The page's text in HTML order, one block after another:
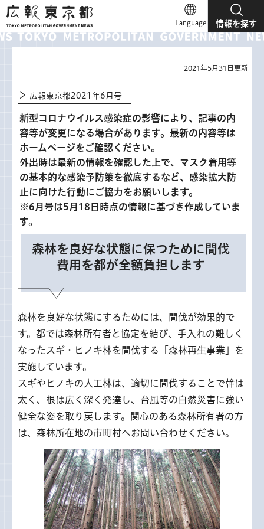
広報東京都
Language 情報を探す
2021年5月31日更新
広報東京都2021年6月号
新型コロナウイルス感染症の影響により、記事の内
容等が変更になる場合があります。最新の内容等は
ホームページをご確認ください。
外出時は最新の情報を確認した上で、マスク着用等
の基本的な感染予防策を徹底するなど、感染拡大防
止に向けた行動にご協力をお願いします。
※6月号は5月18日時点の情報に基づき作成していま
す。
森林を良好な状態に保つために間伐
費用を都が全額負担します
森林を良好な状態にするためには、間伐が効果的で
す。都では森林所有者と協定を結び、手入れの難しく
なったスギ・ヒノキ林を間伐する「森林再生事業」を
実施しています。
スギやヒノキの人工林は、適切に間伐することで幹は
太く、根は広く深く発達し、台風等の自然災害に強い
健全な姿を取り戻します。関心のある森林所有者の方
は、森林所在地の市町村へお問い合わせください。